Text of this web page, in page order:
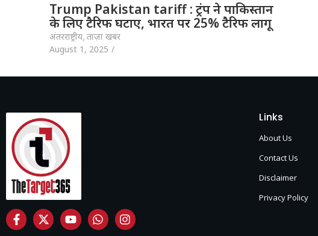
Trump Pakistan tariff : ट्रंप ने पाकिस्तान
के लिए टैरिफ घटाए, भारत पर 25% टैरिफ लागू
अंतरराष्ट्रीय, ताज़ा खबर
August 1, 2025 /
Links
About Us
Contact Us
Disclaimer
Privacy Policy